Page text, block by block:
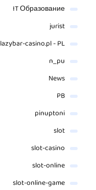
IT Образование
jurist
lazybar-casino.pl - PL
n_pu
News
PB
pinuptoni
slot
slot-casino
slot-online
slot-online-game